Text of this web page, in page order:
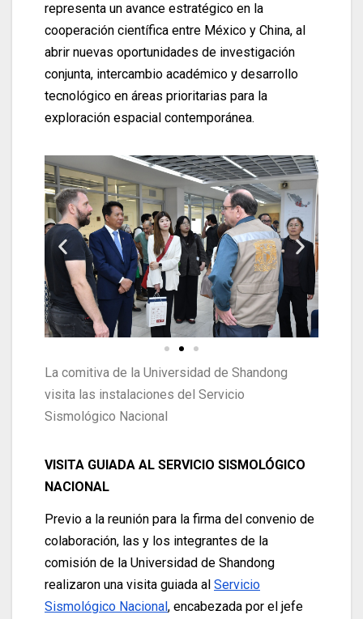
representa un avance estratégico en la
cooperación científica entre México y China, al
abrir nuevas oportunidades de investigación
conjunta, intercambio académico y desarrollo
tecnológico en áreas prioritarias para la
exploración espacial contemporánea.
La comitiva de la Universidad de Shandong
visita las instalaciones del Servicio
Sismológico Nacional
VISITA GUIADA AL SERVICIO SISMOLÓGICO
NACIONAL
Previo a la reunión para la firma del convenio de
colaboración, las y los integrantes de la
comisión de la Universidad de Shandong
realizaron una visita guiada al Servicio
Sismológico Nacional, encabezada por el jefe